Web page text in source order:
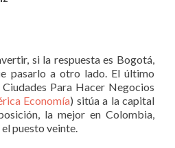
si la respuesta es Bogotá,
pasarlo a otro lado. El último
Para Hacer Negocios
Economía) sitúa a la capital
la mejor en Colombia,
puesto veinte.